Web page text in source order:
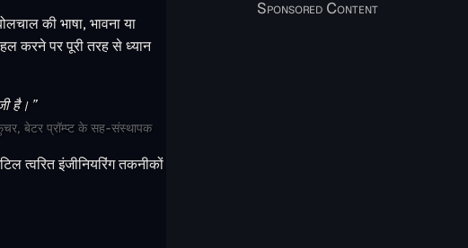
की भाषा, भावना या
करने पर पूरी तरह से ध्यान
है।”
बेटर प्रॉम्प्ट के सह-संस्थापक
त्वरित इंजीनियरिंग तकनीकों